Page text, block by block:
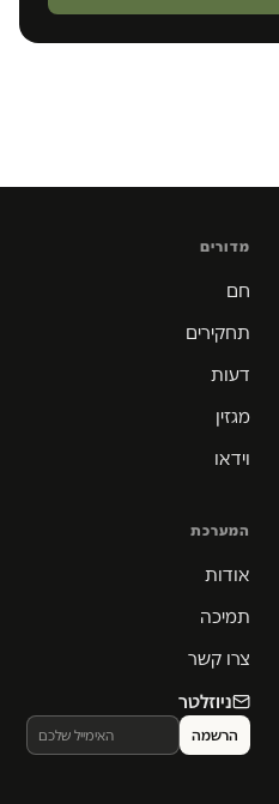
מדורים
חם
תחקירים
דעות
מגזין
וידאו
המערכת
אודות
תמיכה
צרו קשר
ניוזלטר